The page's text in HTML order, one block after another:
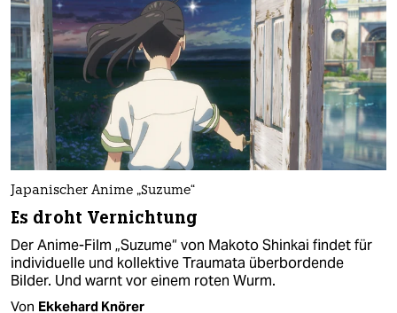
Japanischer Anime „Suzume“
Es droht Vernichtung
Der Anime-Film „Suzume“ von Makoto Shinkai findet für
individuelle und kollektive Traumata überbordende
Bilder. Und warnt vor einem roten Wurm.
Von Ekkehard Knörer